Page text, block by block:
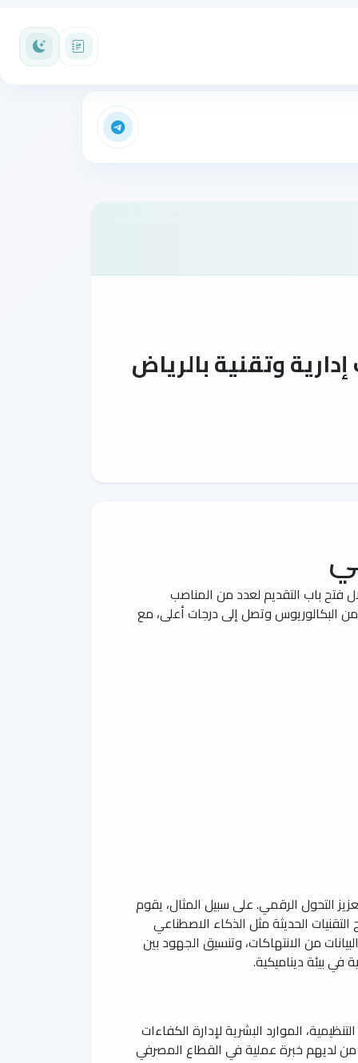
وتقنية بالرياض
فتح باب التقديم لعدد من المناصب
من البكالوريوس وتصل إلى درجات أعلى، مع
التحول الرقمي. على سبيل المثال، يقوم
الحديثة مثل الذكاء الاصطناعي
من الانتهاكات، وتنسيق الجهود بين
بيئة ديناميكية.
الموارد البشرية لإدارة الكفاءات
من لديهم خبرة عملية في القطاع المصرفي